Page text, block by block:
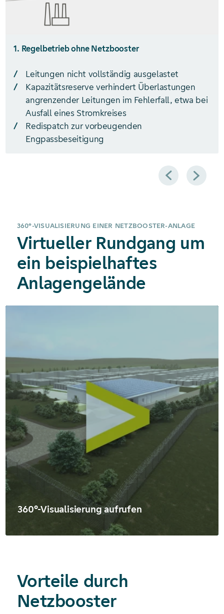
1. Regelbetrieb ohne Netzbooster
Leitungen nicht vollständig ausgelastet
Kapazitätsreserve verhindert Überlastungen
angrenzender Leitungen im Fehlerfall, etwa bei
Ausfall eines Stromkreises
Redispatch zur vorbeugenden
Engpassbeseitigung
Zurück Weiter
360°-VISUALISIERUNG EINER NETZBOOSTER-ANLAGE
Virtueller Rundgang um
ein beispielhaftes
Anlagen­gelände
360°-Visualisierung aufrufen
Vorteile durch
Netzbooster